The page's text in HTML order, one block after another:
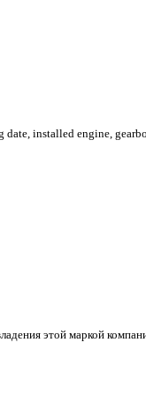
installed engine,
этой маркой